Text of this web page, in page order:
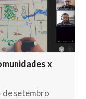
x
de setembro